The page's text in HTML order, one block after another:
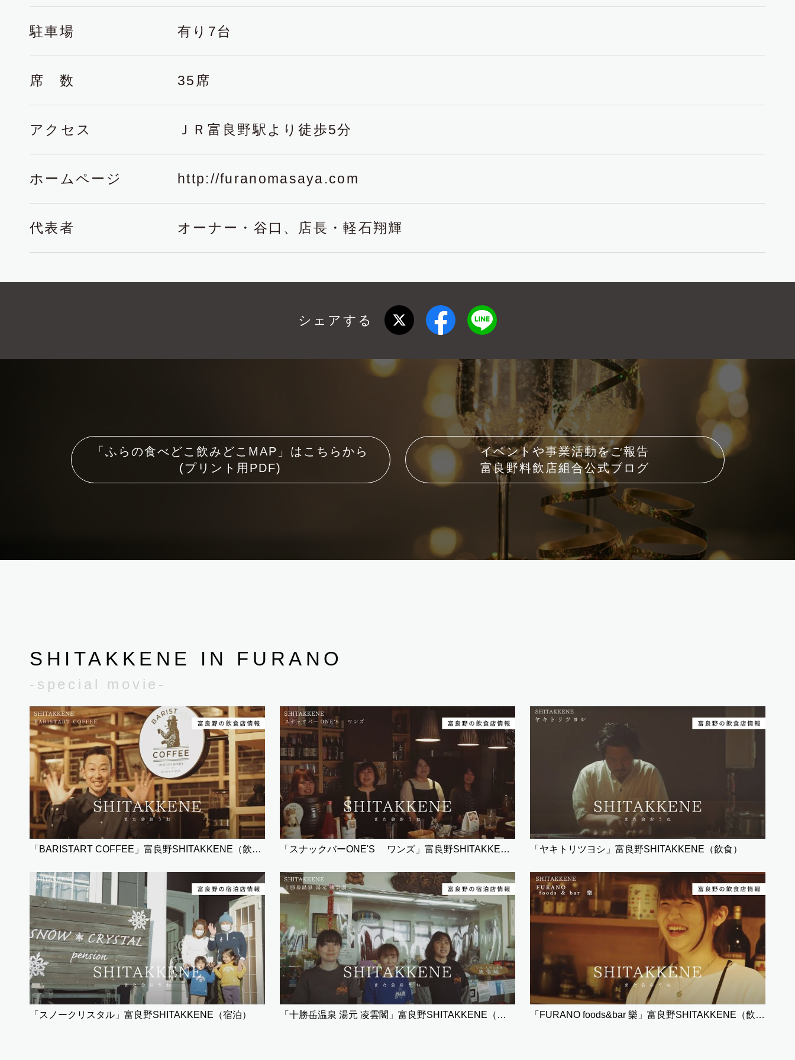
駐車場 有り7台
席 数 35席
アクセス ＪＲ富良野駅より徒歩5分
ホームページ http://furanomasaya.com
代表者 オーナー・谷口、店長・軽石翔輝
シェアする
「ふらの食べどこ飲みどこMAP」はこちらから
(プリント用PDF)
イベントや事業活動をご報告
富良野料飲店組合公式ブログ
SHITAKKENE IN FURANO
-special movie-
「BARISTART COFFEE」富良野SHITAKKENE（飲食） 「スナックバーONE'S ワンズ」富良野SHITAKKENE（飲食） 「ヤキトリツヨシ」富良野SHITAKKENE（飲食）
「スノークリスタル」富良野SHITAKKENE（宿泊） 「十勝岳温泉 湯元 凌雲閣」富良野SHITAKKENE（宿泊） 「FURANO foods&bar 樂」富良野SHITAKKENE（飲食）